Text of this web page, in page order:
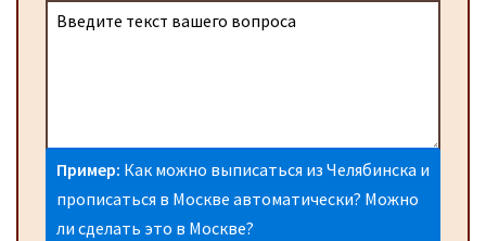
Пример: Как можно выписаться из Челябинска и
прописаться в Москве автоматически? Можно
ли сделать это в Москве?